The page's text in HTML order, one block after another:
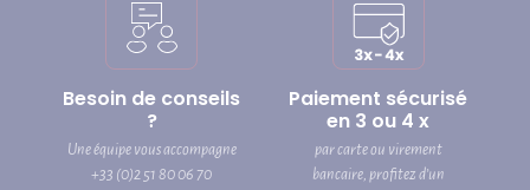
Besoin de conseils
?
Une équipe vous accompagne
+33 (0)2 51 80 06 70
Paiement sécurisé
en 3 ou 4 x
par carte ou virement
bancaire, profitez d’un